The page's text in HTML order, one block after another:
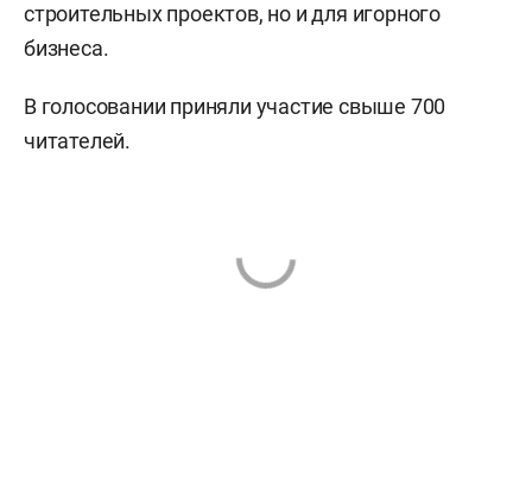
строительных проектов, но и для игорного
бизнеса.
В голосовании приняли участие свыше 700
читателей.